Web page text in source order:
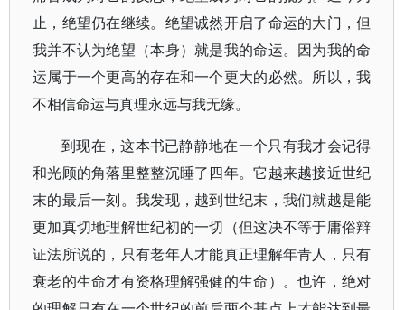
止，绝望仍在继续。绝望诚然开启了命运的大门，但
我并不认为绝望（本身）就是我的命运。因为我的命
运属于一个更高的存在和一个更大的必然。所以，我
不相信命运与真理永远与我无缘。
到现在，这本书已静静地在一个只有我才会记得
和光顾的角落里整整沉睡了四年。它越来越接近世纪
末的最后一刻。我发现，越到世纪末，我们就越是能
更加真切地理解世纪初的一切（但这决不等于庸俗辩
证法所说的，只有老年人才能真正理解年青人，只有
衰老的生命才有资格理解强健的生命）。也许，绝对